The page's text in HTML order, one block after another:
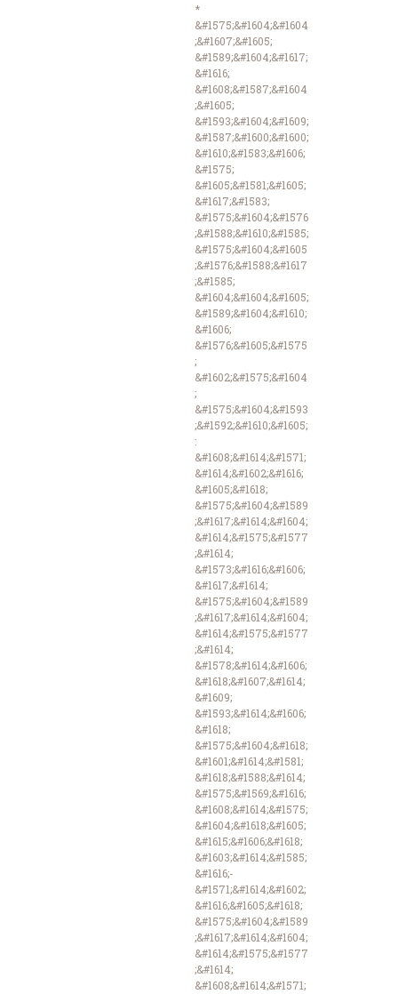
*
&#1575;&#1604;&#1604
;&#1607;&#1605;
&#1589;&#1604;&#1617;
&#1616;
&#1608;&#1587;&#1604
;&#1605;
&#1593;&#1604;&#1609;
&#1587;&#1600;&#1600;
&#1610;&#1583;&#1606;
&#1575;
&#1605;&#1581;&#1605;
&#1617;&#1583;
&#1575;&#1604;&#1576
;&#1588;&#1610;&#1585;
&#1575;&#1604;&#1605
;&#1576;&#1588;&#1617
;&#1585;
&#1604;&#1604;&#1605;
&#1589;&#1604;&#1610;
&#1606;
&#1576;&#1605;&#1575
;
&#1602;&#1575;&#1604
;
&#1575;&#1604;&#1593
;&#1592;&#1610;&#1605;
:
&#1608;&#1614;&#1571;
&#1614;&#1602;&#1616;
&#1605;&#1618;
&#1575;&#1604;&#1589
;&#1617;&#1614;&#1604;
&#1614;&#1575;&#1577
;&#1614;
&#1573;&#1616;&#1606;
&#1617;&#1614;
&#1575;&#1604;&#1589
;&#1617;&#1614;&#1604;
&#1614;&#1575;&#1577
;&#1614;
&#1578;&#1614;&#1606;
&#1618;&#1607;&#1614;
&#1609;
&#1593;&#1614;&#1606;
&#1618;
&#1575;&#1604;&#1618;
&#1601;&#1614;&#1581;
&#1618;&#1588;&#1614;
&#1575;&#1569;&#1616;
&#1608;&#1614;&#1575;
&#1604;&#1618;&#1605;
&#1615;&#1606;&#1618;
&#1603;&#1614;&#1585;
&#1616;-
&#1571;&#1614;&#1602;
&#1616;&#1605;&#1618;
&#1575;&#1604;&#1589
;&#1617;&#1614;&#1604;
&#1614;&#1575;&#1577
;&#1614;
&#1608;&#1614;&#1571;